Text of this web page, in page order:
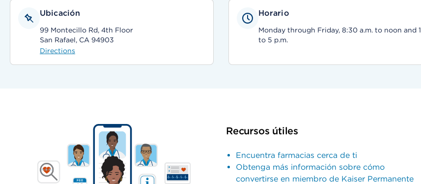
Ubicación
99 Montecillo Rd, 4th Floor
San Rafael, CA 94903
Directions
Horario
Monday through Friday, 8:30 a.m. to noon and 1
to 5 p.m.
Recursos útiles
Encuentra farmacias cerca de ti
Obtenga más información sobre cómo
convertirse en miembro de Kaiser Permanente